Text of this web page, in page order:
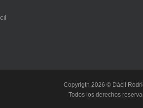
Copyrigth 2026 © Dácil
Todos los derechos